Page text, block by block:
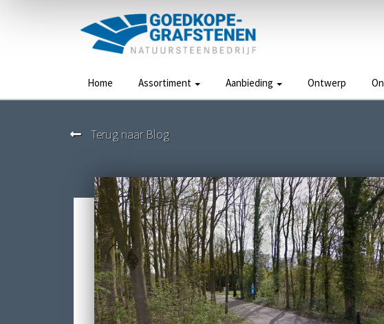
Home Assortiment Aanbieding Ontwerp
Terug naar Blog